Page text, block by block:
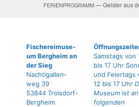
FERIENPROGRAMM— Geis­ter aus
Fische­rei­mu­se­
um Berg­heim an
der Sieg
Nach­ti­gal­len­
weg 39
53844 Troisdorf-
Bergheim
Samstags von
bis 17 Uhr
und Feiertags
12 bis 17 Uhr
Museum ist an
folgenden